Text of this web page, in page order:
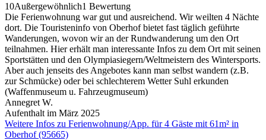
10Außergewöhnlich1 Bewertung
Die Ferienwohnung war gut und ausreichend. Wir weilten 4 Nächte
dort. Die Touristeninfo von Oberhof bietet fast täglich geführte
Wanderungen, wovon wir an der Rundwanderung um den Ort
teilnahmen. Hier erhält man interessante Infos zu dem Ort mit seinen
Sportstätten und den Olympiasiegern/Weltmeistern des Wintersports.
Aber auch jenseits des Angebotes kann man selbst wandern (z.B.
zur Schmücke) oder bei schlechterem Wetter Suhl erkunden
(Waffenmuseum u. Fahrzeugmuseum)
Annegret W.
Aufenthalt im März 2025
Weitere Infos zu Ferienwohnung/App. für 4 Gäste mit 61m² in
Oberhof (95665)